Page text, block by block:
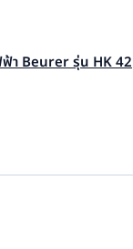
า Beurer รุ่น HK 42